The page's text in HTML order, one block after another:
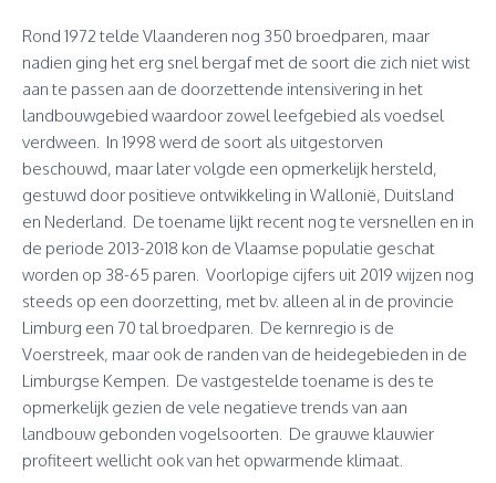
Rond 1972 telde Vlaanderen nog 350 broedparen, maar
nadien ging het erg snel bergaf met de soort die zich niet wist
aan te passen aan de doorzettende intensivering in het
landbouwgebied waardoor zowel leefgebied als voedsel
verdween. In 1998 werd de soort als uitgestorven
beschouwd, maar later volgde een opmerkelijk hersteld,
gestuwd door positieve ontwikkeling in Wallonië, Duitsland
en Nederland. De toename lijkt recent nog te versnellen en in
de periode 2013-2018 kon de Vlaamse populatie geschat
worden op 38-65 paren. Voorlopige cijfers uit 2019 wijzen nog
steeds op een doorzetting, met bv. alleen al in de provincie
Limburg een 70 tal broedparen. De kernregio is de
Voerstreek, maar ook de randen van de heidegebieden in de
Limburgse Kempen. De vastgestelde toename is des te
opmerkelijk gezien de vele negatieve trends van aan
landbouw gebonden vogelsoorten. De grauwe klauwier
profiteert wellicht ook van het opwarmende klimaat.